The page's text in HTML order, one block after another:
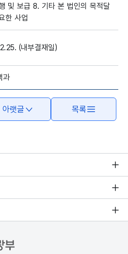
및 보급 8. 기타 본 법인의 목적달
한 사업
(내부결재일)
과
아랫글 목록